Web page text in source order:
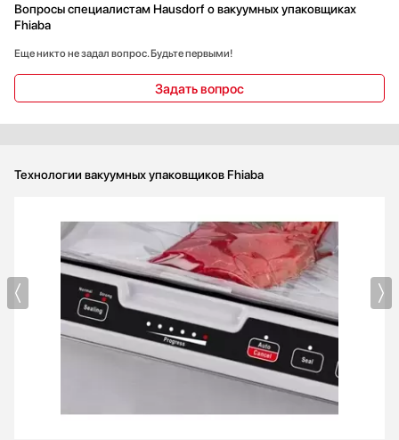
Вопросы специалистам Hausdorf о вакуумных упаковщиках
Fhiaba
Еще никто не задал вопрос. Будьте первыми!
Задать вопрос
Технологии вакуумных упаковщиков Fhiaba